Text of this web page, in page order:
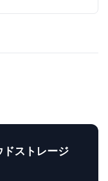
ストレージ